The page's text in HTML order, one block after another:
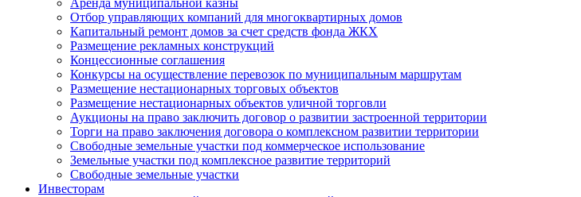
Аренда муниципальной казны
Отбор управляющих компаний для многоквартирных домов
Капитальный ремонт домов за счет средств фонда ЖКХ
Размещение рекламных конструкций
Концессионные соглашения
Конкурсы на осуществление перевозок по муниципальным маршрутам
Размещение нестационарных торговых объектов
Размещение нестационарных объектов уличной торговли
Аукционы на право заключить договор о развитии застроенной территории
Торги на право заключения договора о комплексном развитии территории
Свободные земельные участки под коммерческое использование
Земельные участки под комплексное развитие территорий
Свободные земельные участки
Инвесторам